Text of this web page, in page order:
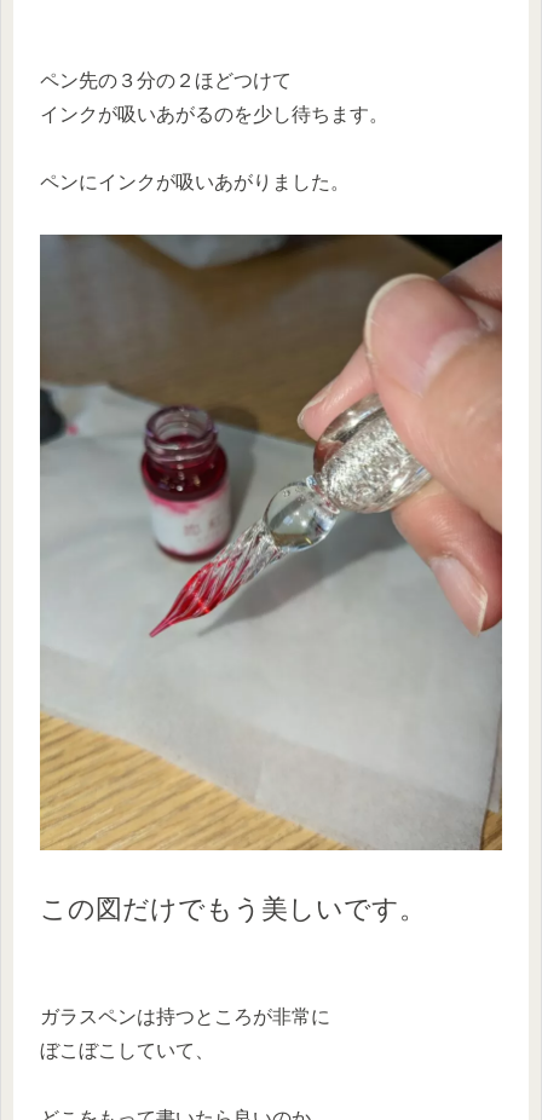
ペン先の３分の２ほどつけて
インクが吸いあがるのを少し待ちます。
ペンにインクが吸いあがりました。
この図だけでもう美しいです。
ガラスペンは持つところが非常に
ぼこぼこしていて、